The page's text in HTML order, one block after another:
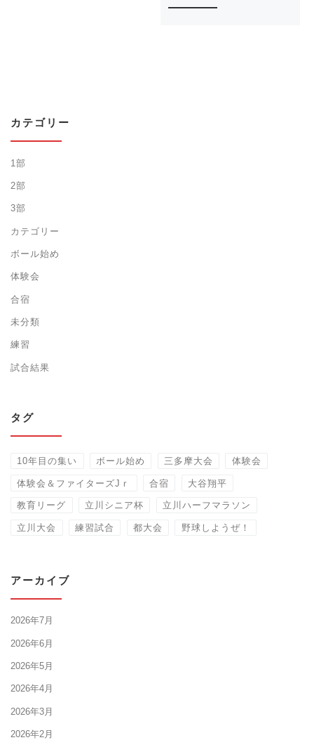
カテゴリー
1部
2部
3部
カテゴリー
ボール始め
体験会
合宿
未分類
練習
試合結果
タグ
10年目の集い ボール始め 三多摩大会 体験会
体験会＆ファイターズJｒ 合宿 大谷翔平
教育リーグ 立川シニア杯 立川ハーフマラソン
立川大会 練習試合 都大会 野球しようぜ！
アーカイブ
2026年7月
2026年6月
2026年5月
2026年4月
2026年3月
2026年2月